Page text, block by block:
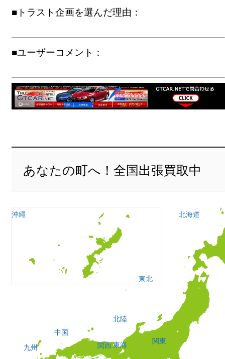
■トラスト企画を選んだ理由：
■ユーザーコメント：
あなたの町へ！全国出張買取中
北海道
東北
北陸
関東
東海
関西
中国
九州
沖縄